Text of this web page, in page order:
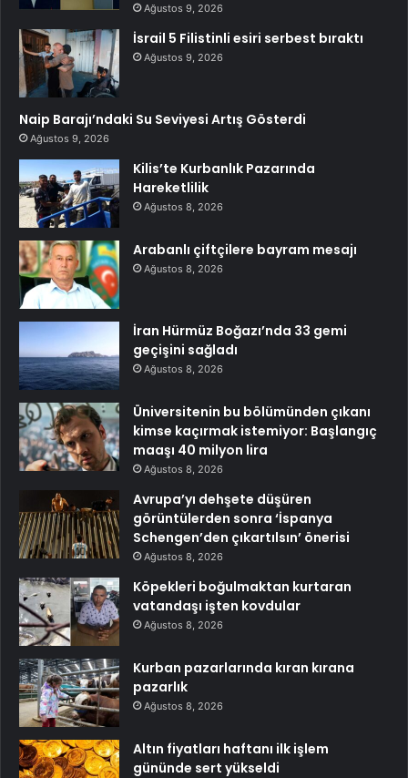
Ağustos 9, 2026
İsrail 5 Filistinli esiri serbest bıraktı
Ağustos 9, 2026
Naip Barajı’ndaki Su Seviyesi Artış Gösterdi
Ağustos 9, 2026
Kilis’te Kurbanlık Pazarında
Hareketlilik
Ağustos 8, 2026
Arabanlı çiftçilere bayram mesajı
Ağustos 8, 2026
İran Hürmüz Boğazı’nda 33 gemi
geçişini sağladı
Ağustos 8, 2026
Üniversitenin bu bölümünden çıkanı
kimse kaçırmak istemiyor: Başlangıç
maaşı 40 milyon lira
Ağustos 8, 2026
Avrupa’yı dehşete düşüren
görüntülerden sonra ‘İspanya
Schengen’den çıkartılsın’ önerisi
Ağustos 8, 2026
Köpekleri boğulmaktan kurtaran
vatandaşı işten kovdular
Ağustos 8, 2026
Kurban pazarlarında kıran kırana
pazarlık
Ağustos 8, 2026
Altın fiyatları haftanı ilk işlem
gününde sert yükseldi